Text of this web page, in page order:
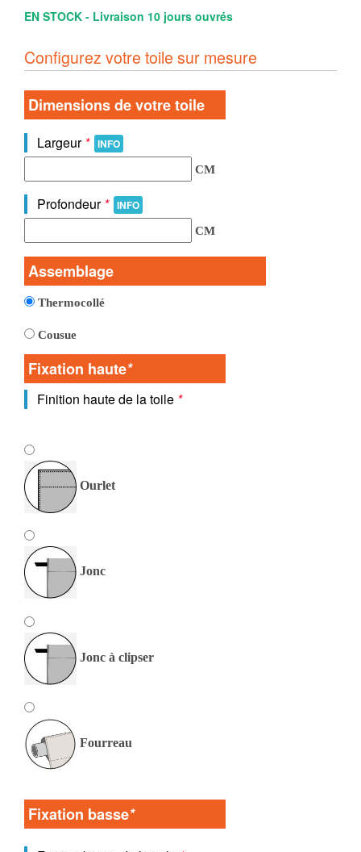
EN STOCK - Livraison 10 jours ouvrés
Configurez votre toile sur mesure
Dimensions de votre toile
Largeur * INFO
CM
Profondeur * INFO
CM
Assemblage
Thermocollé
Cousue
Fixation haute*
Finition haute de la toile *
Ourlet
Jonc
Jonc à clipser
Fourreau
Fixation basse*